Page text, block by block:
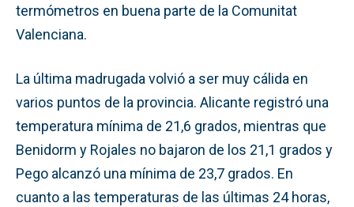
termómetros en buena parte de la Comunitat
Valenciana.
La última madrugada volvió a ser muy cálida en
varios puntos de la provincia. Alicante registró una
temperatura mínima de 21,6 grados, mientras que
Benidorm y Rojales no bajaron de los 21,1 grados y
Pego alcanzó una mínima de 23,7 grados. En
cuanto a las temperaturas de las últimas 24 horas,